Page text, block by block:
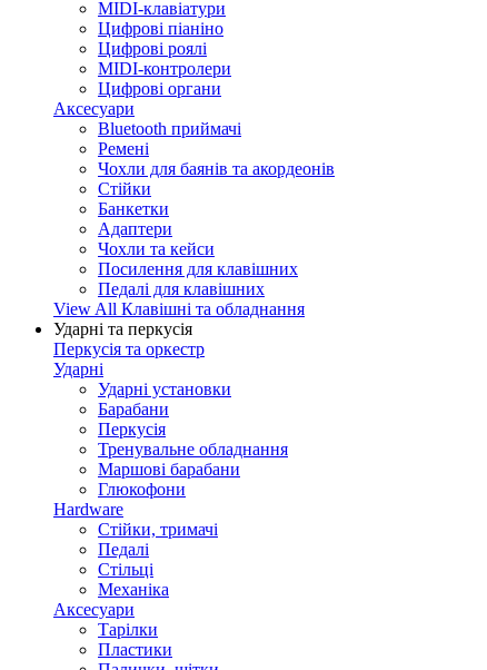
MIDI-клавіатури
Цифрові піаніно
Цифрові роялі
MIDI-контролери
Цифрові органи
Аксесуари
Bluetooth приймачі
Ремені
Чохли для баянів та акордеонів
Стійки
Банкетки
Адаптери
Чохли та кейси
Посилення для клавішних
Педалі для клавішних
View All Клавішні та обладнання
Ударні та перкусія
Перкусія та оркестр
Ударні
Ударні установки
Барабани
Перкусія
Тренувальне обладнання
Маршові барабани
Глюкофони
Hardware
Стійки, тримачі
Педалі
Стільці
Механіка
Аксесуари
Тарілки
Пластики